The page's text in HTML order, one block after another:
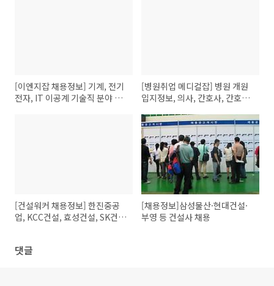
[이엔지잡 채용정보] 기계, 전기
전자, IT 이공계 기술직 분야 구
[병원취업 메디컬잡] 병원 개원
입지정보, 의사, 간호사, 간호조
[건설워커 채용정보] 한진중공
업, KCC건설, 효성건설, SK건
[채용정보]삼성물산·현대건설·
부영 등 건설사 채용
댓글